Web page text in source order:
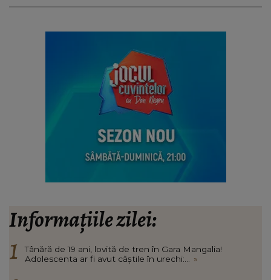
Informațiile zilei:
Tânără de 19 ani, lovită de tren în Gara Mangalia!
Adolescenta ar fi avut căștile în urechi:...
»